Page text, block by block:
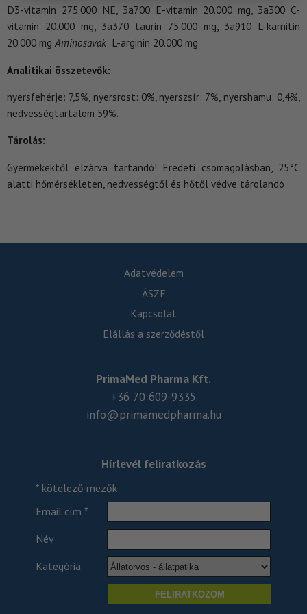
D3-vitamin 275.000 NE, 3a700 E-vitamin 20.000 mg, 3a300 C-
vitamin 20.000 mg, 3a370 taurin 75.000 mg, 3a910 L-karnitin
20.000 mg Aminosavak: L-arginin 20.000 mg
Analitikai összetevők:
nyersfehérje: 7,5%, nyersrost: 0%, nyerszsír: 7%, nyershamu: 0,4%,
nedvességtartalom 59%.
Tárolás:
Gyermekektől elzárva tartandó! Eredeti csomagolásban, 25°C
alatti hőmérsékleten, nedvességtől és hőtől védve tárolandó
Adatvédelem
ÁSZF
Kapcsolat
Elállás a szerződéstől
PrimaMed Pharma Kft.
+36 70 609-9335
info@primamedpharma.hu